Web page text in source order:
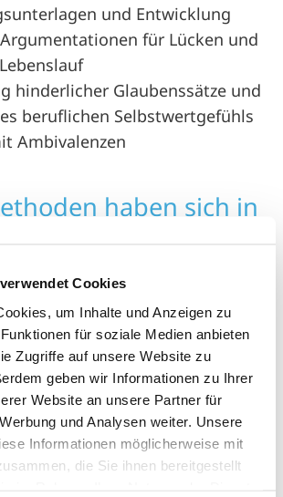
Cookies
um Inhalte und Anzeigen zu
für soziale Medien anbieten
Zugriffe auf unsere Website zu
geben wir Informationen zu Ihrer
Website an unsere Partner für
und Analysen weiter. Unsere
Informationen möglicherweise mit
die Sie ihnen bereitgestellt
und Entwicklung
für Lücken und
hinderlicher Glaubenssätze und
beruflichen Selbstwertgefühls
Ambivalenzen
haben sich in
Karriereankern
z.B. berufliches
Zürcher Ressourcen Modell
negativer und
Erfahrungen (z.B. Kündigung,